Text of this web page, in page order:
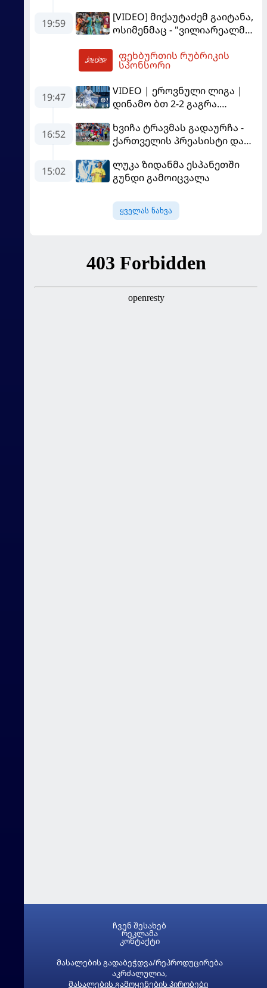
19:59
[VIDEO] მიქაუტაძემ გაიტანა,
ოსიმენმაც - "ვილიარეალმა"
"გალათასარაის" მოუგო
ფეხბურთის რუბრიკის
სპონსორი
19:47
VIDEO | ეროვნული ლიგა |
დინამო ბთ 2-2 გაგრა.
16:52
ხვიჩა ტრავმას გადაურჩა -
ქართველის პრეასისტი და
იუნაიტედთან"
15:02
ლუკა ზიდანმა ესპანეთში
გუნდი გამოიცვალა
ყველას ნახვა
მასალების გადაბეჭდვა/რეპროდუცირება
აკრძალულია,
მასალების გამოყენების პირობები
ჩვენ შესახებ
რეკლამა
კონტაქტი